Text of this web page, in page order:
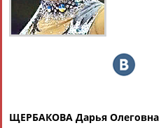
Тамилла
АБАСОВА
ЩЕРБАКОВА Дарья Олеговна